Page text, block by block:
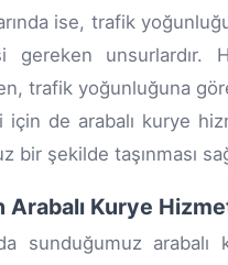
ise, trafik
gereken unsurlardır.
trafik yoğunluğuna
için de arabalı kurye
bir şekilde taşınması
Arabalı Kurye
sunduğumuz